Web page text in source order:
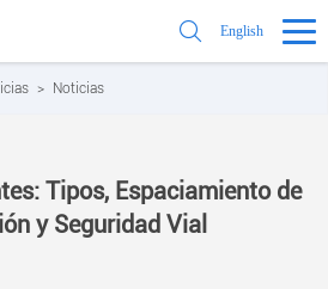
English
> Noticias
Tipos, Espaciamiento de
y Seguridad Vial